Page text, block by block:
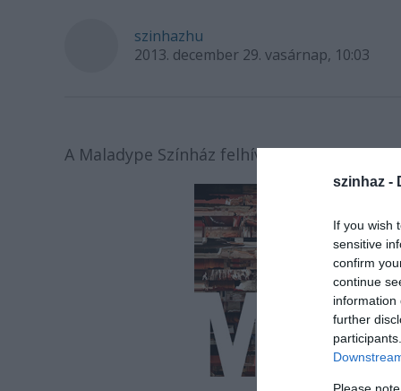
szinhaz -
If you wish
sensitive
confirm
continue
information
further
Please
szinhazhu
2013. december 29. vasárnap, 10:03
A Maladype Színház felhívása.